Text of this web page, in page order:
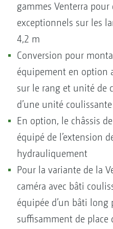
gammes Venterra pour
exceptionnels sur les
4,2 m
Conversion pour
équipement en option
sur le rang et unité de
d’une unité coulissante
En option, le châssis
équipé de l’extension
hydrauliquement
Pour la variante de la
caméra avec bâti
équipée d’un bâti
suffisamment de